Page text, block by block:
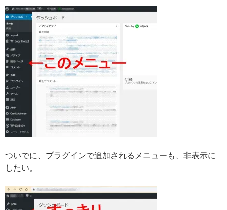
ついでに、プラグインで追加されるメニューも、非表示に
したい。